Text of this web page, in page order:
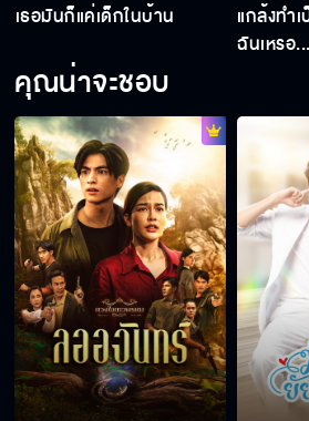
ถ้าคุณวา ติดสินบน
เคลียร์ให้เลย
อย่าเพิ่งหมดรักกัน
รู้ไหมมันทรมานมาก
เธอมันก็แค่เด็กในบ้าน
แกล้งทำ
ฉันเหรอ
คุณน่าจะชอบ